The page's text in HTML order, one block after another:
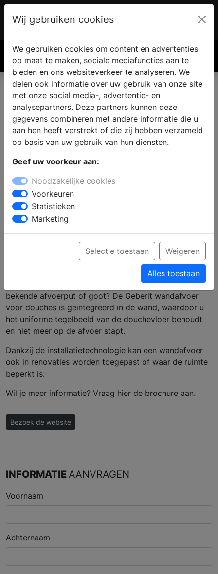
€ 0.00
Douchewandgoot |
Wilt u een andere afvoeroplossig, anders dan de
bekende afvoerput of goot? De Geberit wandafvoer
voor douches is geïntegreerd in de wand, waardoor u
het uniforme tegelbeeld van de douchevloer behoudt
en niet meer op de afvoer stapt.
Dankzij de installatietechnologie kan een wandafvoer
ook in renovaties worden toegepast of waar de ruimte
beperkt is.
Wil je meer informatie? Vraag hier de brochure aan.
Bezoek de website
INFORMATIEAANVRAGEN
Voornaam
Achternaam
Wij gebruiken cookies
We gebruiken cookies om content en advertenties
op maat te maken, sociale mediafuncties aan te
bieden en ons websiteverkeer te analyseren. We
delen ook informatie over uw gebruik van onze site
met onze social media-, advertentie- en
analysepartners. Deze partners kunnen deze
gegevens combineren met andere informatie die u
aan hen heeft verstrekt of die zij hebben verzameld
op basis van uw gebruik van hun diensten.
Geef uw voorkeur aan:
Noodzakelijke cookies
Voorkeuren
Statistieken
Marketing
Selectie toestaan Weigeren
Alles toestaan